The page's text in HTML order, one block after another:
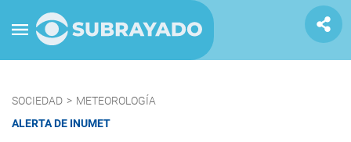
SOCIEDAD > METEOROLOGÍA
ALERTA DE INUMET